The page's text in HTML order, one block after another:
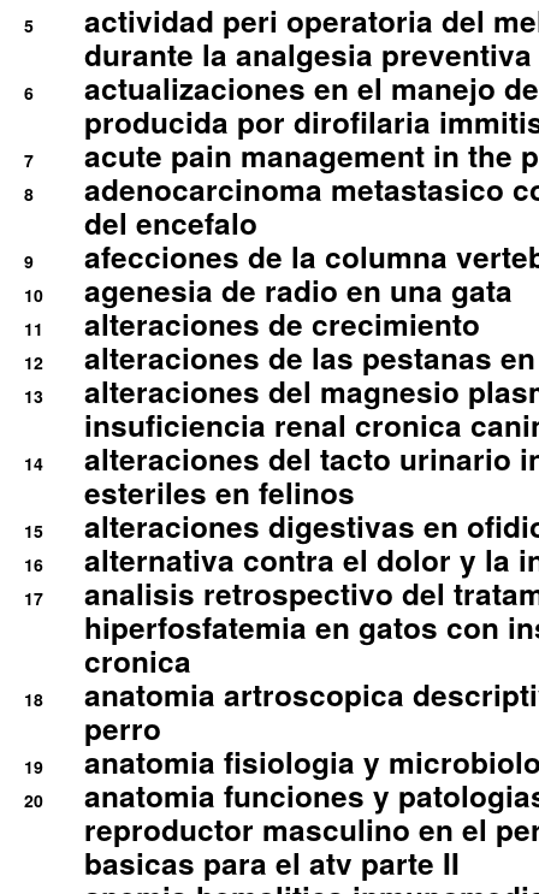
5
actividad peri operatoria del
durante la analgesia
6
actualizaciones en el manejo
producida por dirofilaria
7 acute pain management in the
8
adenocarcinoma metastasico
del encefalo
9 afecciones de la columna
10 agenesia de radio en una gata
11 alteraciones de crecimiento
12 alteraciones de las pestanas
13
alteraciones del magnesio
insuficiencia renal cronica
14
alteraciones del tacto urinario
esteriles en felinos
15 alteraciones digestivas en
16 alternativa contra el dolor y la
17
analisis retrospectivo del
hiperfosfatemia en gatos con
cronica
18
anatomia artroscopica
perro
19 anatomia fisiologia y
20
anatomia funciones y
reproductor masculino en el
basicas para el atv parte II